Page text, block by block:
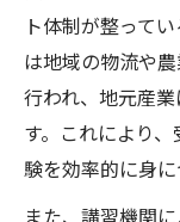
ト体制が整って
は地域の物流や
行われ、地元産
す。これにより
験を効率的に身に
また、講習機関